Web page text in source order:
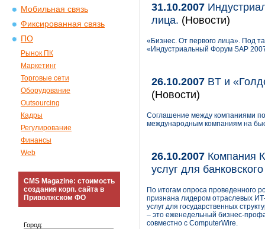
Мобильная связь
Фиксированная связь
ПО
Рынок ПК
Маркетинг
Торговые сети
Оборудование
Outsourcing
Кадры
Регулирование
Финансы
Web
CMS Magazine: стоимость
создания корп. сайта в
Приволжском ФО
Город:
31.10.2007
лица. (Новости)
«Бизнес. От первого лица». Под
«Индустриальный Форум SAP
26.10.2007 BT и
(Новости)
Соглашение между компаниями
международным компаниям на
26.10.2007 Компания
услуг для
По итогам опроса проведенного
признана лидером отраслевых
услуг для государственных
– это еженедельный бизнес-
совместно с ComputerWire.